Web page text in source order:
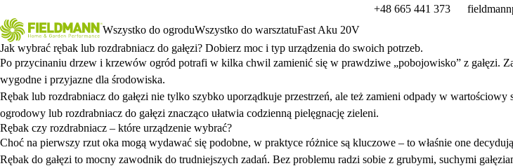
+48 665 441 373
Wszystko do ogroduWszystko do warsztatuFast Aku 20V
Jak wybrać rębak lub rozdrabniacz do gałęzi? Dobierz moc i typ urządzenia do swoich potrzeb.
Po przycinaniu drzew i krzewów ogród potrafi w kilka chwil zamienić się w prawdziwe „pobojowisko” z gałęzi.
wygodne i przyjazne dla środowiska.
Rębak lub rozdrabniacz do gałęzi nie tylko szybko uporządkuje przestrzeń, ale też zamieni odpady w
ogrodowy lub rozdrabniacz do gałęzi znacząco ułatwia codzienną pielęgnację zieleni.
Rębak czy rozdrabniacz – które urządzenie wybrać?
Choć na pierwszy rzut oka mogą wydawać się podobne, w praktyce różnice są kluczowe – to właśnie one
Rębak do gałęzi to mocny zawodnik do trudniejszych zadań. Bez problemu radzi sobie z grubymi, suchymi